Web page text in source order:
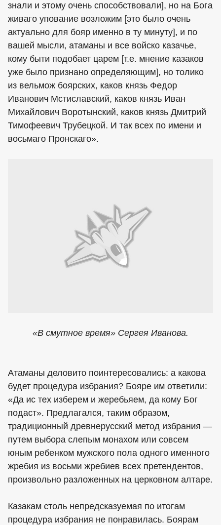
знали и этому очень способствовали], но на Бога
живаго упование возложим [это было очень
актуально для бояр именно в ту минуту], и по
вашей мысли, атаманы и все войско казачье,
кому быти подобает царем [т.е. мнение казаков
уже было признано определяющим], но толико
из вельмож боярских, каков князь Федор
Иванович Мстиславский, каков князь Иван
Михайлович Воротынский, каков князь Дмитрий
Тимофеевич Трубецкой. И так всех по имени и
восьмаго Пронскаго».
«В смутное время» Сергея Иванова.
Атаманы деловито поинтересовались: а какова
будет процедура избрания? Бояре им ответили:
«Да ис тех изберем и жеребьяем, да кому Бог
подаст». Предлагался, таким образом,
традиционный древнерусский метод избрания —
путем выбора слепым монахом или совсем
юным ребенком мужского пола одного именного
жребия из восьми жребиев всех претендентов,
произвольно разложенных на церковном алтаре.
Казакам столь непредсказуемая по итогам
процедура избрания не понравилась. Боярам